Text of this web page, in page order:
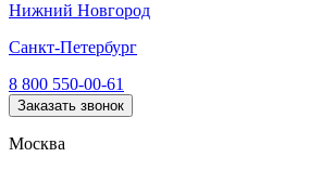
Нижний Новгород
Санкт-Петербург
8 800 550-00-61
Заказать звонок
Москва